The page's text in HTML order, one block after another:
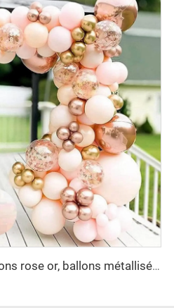
Kit d'arche de ballons rose or, ballons métallisés macaron 4D en feuille pour décorations de remise des diplômes, baby shower, anniversaire, mariage